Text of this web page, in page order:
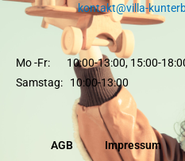
kontakt@villa-
Mo -Fr: 10:00-13:00, 15:00-
Samstag: 10:00-13:00
AGB Impressum